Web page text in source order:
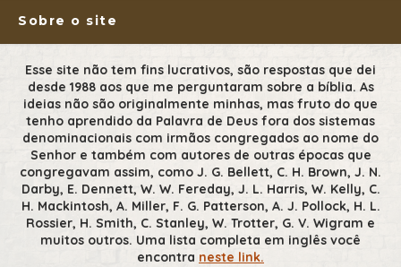
Sobre o site
Esse site não tem fins lucrativos, são respostas que dei
desde 1988 aos que me perguntaram sobre a bíblia. As
ideias não são originalmente minhas, mas fruto do que
tenho aprendido da Palavra de Deus fora dos sistemas
denominacionais com irmãos congregados ao nome do
Senhor e também com autores de outras épocas que
congregavam assim, como J. G. Bellett, C. H. Brown, J. N.
Darby, E. Dennett, W. W. Fereday, J. L. Harris, W. Kelly, C.
H. Mackintosh, A. Miller, F. G. Patterson, A. J. Pollock, H. L.
Rossier, H. Smith, C. Stanley, W. Trotter, G. V. Wigram e
muitos outros. Uma lista completa em inglês você
encontra neste link.